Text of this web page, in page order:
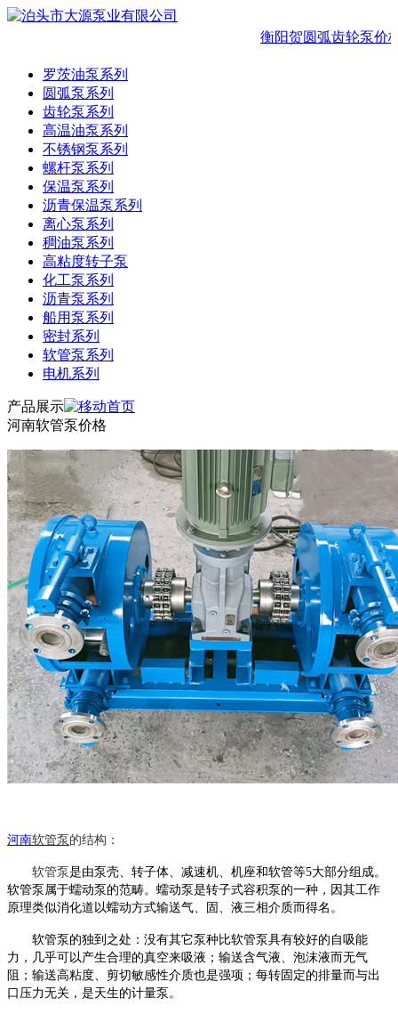
衡阳贺圆弧齿轮泵价格
罗茨油泵系列
圆弧泵系列
齿轮泵系列
高温油泵系列
不锈钢泵系列
螺杆泵系列
保温泵系列
沥青保温泵系列
离心泵系列
稠油泵系列
高粘度转子泵
化工泵系列
沥青泵系列
船用泵系列
密封系列
软管泵系列
电机系列
产品展示
河南软管泵价格
河南软管泵 的结构：
软管泵是由泵壳、转子体、减速机、机座和软管等5大部分组成。
软管泵 属于蠕动泵的范畴。蠕动泵是转子式容积泵的一种，因其工作
原理类似消化道以蠕动方式输送气、固、液三相介质而得名。
软管泵 的独到之处：没有其它泵种比软管泵具有较好的自吸能
力，几乎可以产生合理的真空来吸液；输送含气液、泡沫液而无气
阻；输送高粘度、剪切敏感性介质也是强项；每转固定的排量而与出
口压力无关，是天生的计量泵。